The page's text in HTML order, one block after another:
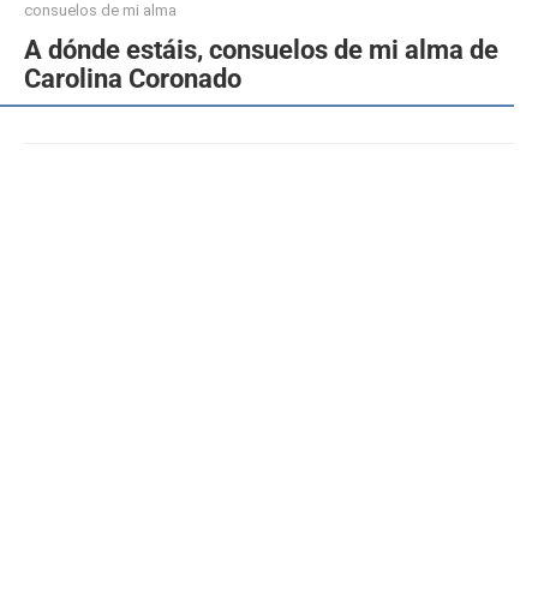
consuelos de mi alma
A dónde estáis, consuelos de mi alma de
Carolina Coronado